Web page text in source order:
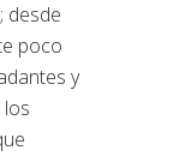
desde
poco
y